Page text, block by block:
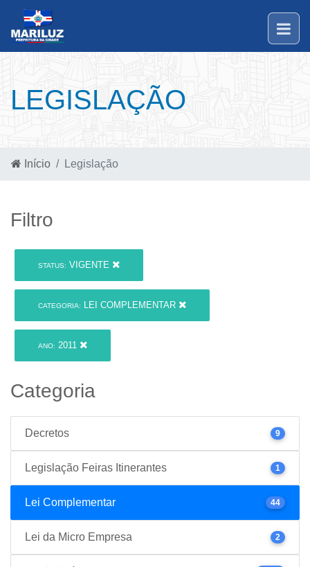
LEGISLAÇÃO
Início Legislação
Filtro
STATUS: VIGENTE
CATEGORIA: LEI COMPLEMENTAR
ANO: 2011
Categoria
Decretos 9
Legislação Feiras Itinerantes 1
Lei Complementar 44
Lei da Micro Empresa 2